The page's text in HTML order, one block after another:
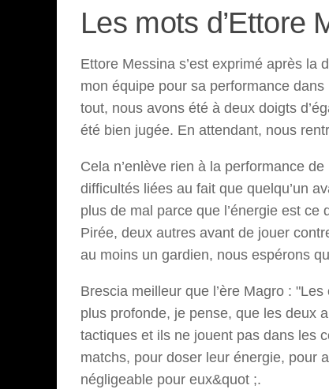
Les mots d’Ettore
Ettore Messina s’est exprimé après la
mon équipe pour sa performance
tout, nous avons été à deux doigts
été bien jugée. En attendant, nous
Cela n’enlève rien à la performance
difficultés liées au fait que quelqu’un
plus de mal parce que l’énergie est ce
Pirée, deux autres avant de jouer
au moins un gardien, nous espérons
Brescia meilleur que l’ère Magro :
plus profonde, je pense, que les deux
tactiques et ils ne jouent pas dans les
matchs, pour doser leur énergie, pour
négligeable pour eux&quot ;.